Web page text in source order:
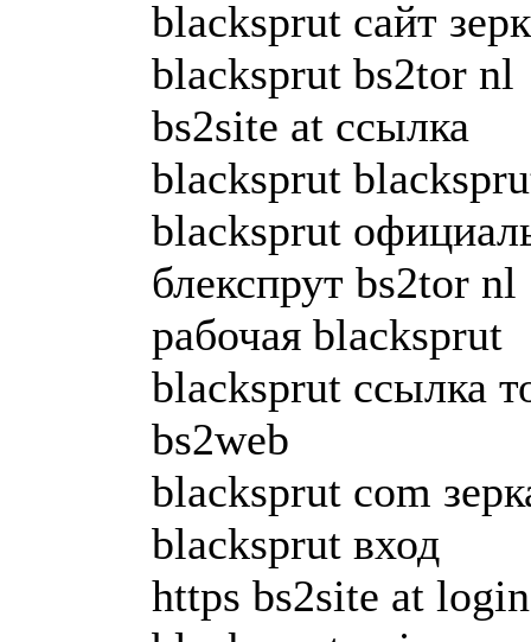
blacksprut сайт
blacksprut bs2tor nl
bs2site at ссылка
blacksprut
blacksprut
блекспрут bs2tor nl
рабочая blacksprut
blacksprut ссылка
bs2web
blacksprut com
blacksprut вход
https bs2site at login